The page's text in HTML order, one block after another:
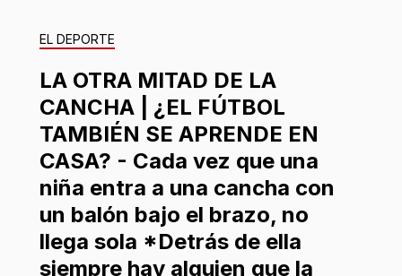
EL DEPORTE
LA OTRA MITAD DE LA
CANCHA | ¿EL FÚTBOL
TAMBIÉN SE APRENDE EN
CASA? - Cada vez que una
niña entra a una cancha con
un balón bajo el brazo, no
llega sola *Detrás de ella
siempre hay alguien que la